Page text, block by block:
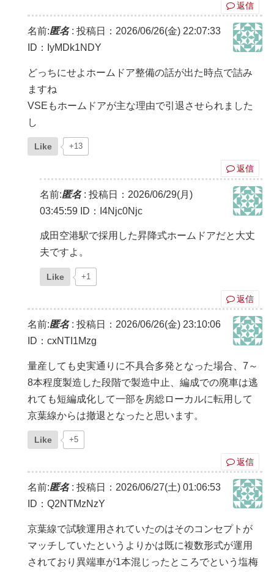
返信
名前:匿名: 投稿日：2026/06/26(金) 22:07:33
ID：IyMDk1NDY
どっちにせよホームドア整備の話が出た時点で詰み
ますね
VSEもホームドアが主な理由で引退させられました
し
Like +13
返信
名前:匿名: 投稿日：2026/06/29(月)
03:45:59 ID：I4Njc0Njc
成田空港駅で採用した昇降式ホームドアだと大丈
夫ですよ。
Like +1
返信
名前:匿名: 投稿日：2026/06/26(金) 23:10:06
ID：cxNTI1Mzg
量産しても史実通りに不具合多発となった場合、7～
8本程度製造した段階で製造中止、編成での廃車は逃
れても短編成化して一部を房総ローカルに転用して
京葉線からは撤退となったと思います。
Like +5
返信
名前:匿名: 投稿日：2026/06/27(土) 01:06:53
ID：Q2NTMzNzY
京葉線で試験運用されていたのはそのコンセプトが
マッチしていたというよりかは既に複数形式が運用
されており異端車が1本混じったところでという塩梅